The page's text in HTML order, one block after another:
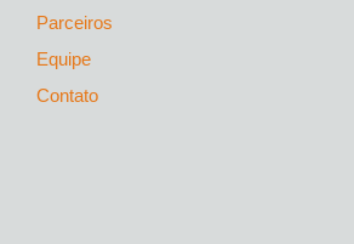
Parceiros
Equipe
Contato